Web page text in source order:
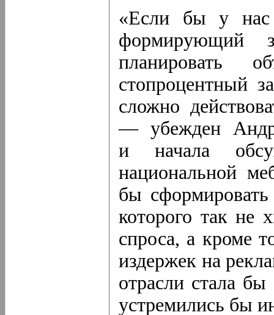
«Если бы у нас
формирующий
планировать
стопроцентный
сложно
— убежден
и начала
национальной
бы сформировать
которого так не
спроса, а кроме
издержек на
отрасли стала бы
устремились бы